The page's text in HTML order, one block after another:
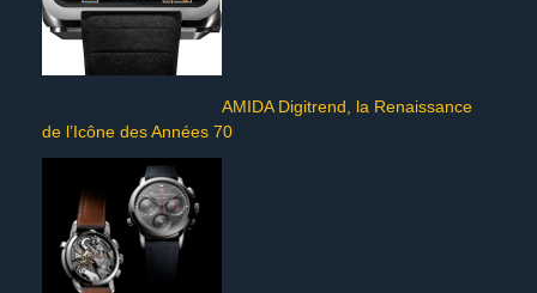
AMIDA Digitrend, la Renaissance
de l’Icône des Années 70